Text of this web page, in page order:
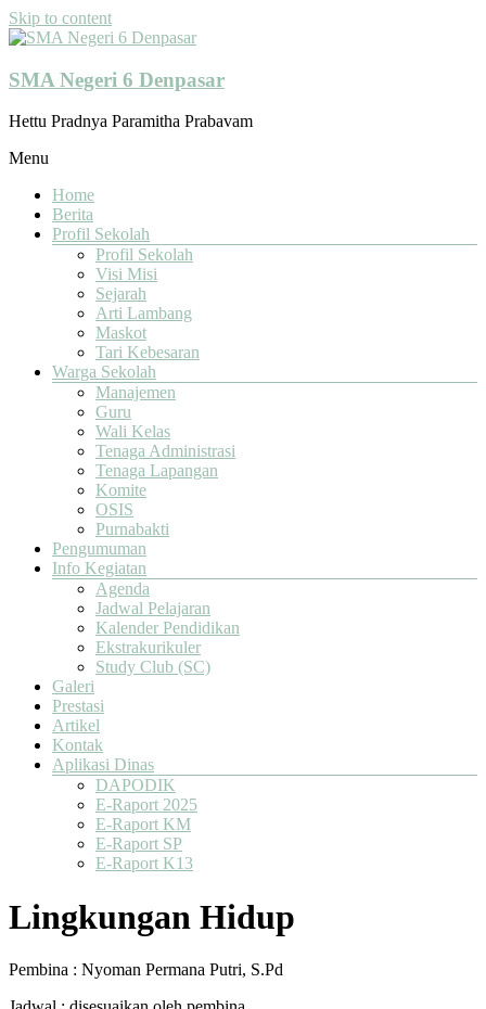
Skip to content
SMA Negeri 6 Denpasar
Hettu Pradnya Paramitha Prabavam
Menu
Home
Berita
Profil Sekolah
Profil Sekolah
Visi Misi
Sejarah
Arti Lambang
Maskot
Tari Kebesaran
Warga Sekolah
Manajemen
Guru
Wali Kelas
Tenaga Administrasi
Tenaga Lapangan
Komite
OSIS
Purnabakti
Pengumuman
Info Kegiatan
Agenda
Jadwal Pelajaran
Kalender Pendidikan
Ekstrakurikuler
Study Club (SC)
Galeri
Prestasi
Artikel
Kontak
Aplikasi Dinas
DAPODIK
E-Raport 2025
E-Raport KM
E-Raport SP
E-Raport K13
Lingkungan Hidup
Pembina : Nyoman Permana Putri, S.Pd